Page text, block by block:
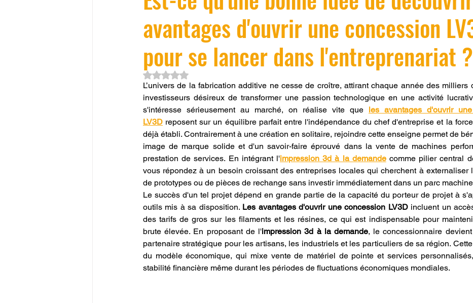
Formation à l'impression 3D CPF impression 3D à la demande
filament 3D Refaire une piece en 3D Filament PETG Filament ABS
Entretien imprimante 3D postraitement SNAPMAKER CRÉALITY SPARK X I7
Bambu Lab X2D Formation CREALITY PRINT
avantages d'ouvrir une concession
pour se lancer dans l'entreprenariat ?
Noté NaN étoiles sur 5.
L’univers de la fabrication additive ne cesse de croître, attirant chaque année des milliers
investisseurs désireux de transformer une passion technologique en une activité
s'intéresse sérieusement au marché, on réalise vite que les avantages d'ouvrir
LV3D reposent sur un équilibre parfait entre l'indépendance du chef d'entreprise et la
déjà établi. Contrairement à une création en solitaire, rejoindre cette enseigne permet de
image de marque solide et d'un savoir-faire éprouvé dans la vente de machines
prestation de services. En intégrant l'impression 3d à la demande comme pilier central
vous répondez à un besoin croissant des entreprises locales qui cherchent à externaliser
de prototypes ou de pièces de rechange sans investir immédiatement dans un parc
Le succès d'un tel projet dépend en grande partie de la capacité du porteur de projet à
outils mis à sa disposition. Les avantages d'ouvrir une concession LV3D incluent un
des tarifs de gros sur les filaments et les résines, ce qui est indispensable pour
brute élevée. En proposant de l'impression 3d à la demande, le concessionnaire
partenaire stratégique pour les artisans, les industriels et les particuliers de sa région.
du modèle économique, qui mixe vente de matériel de pointe et services
stabilité financière même durant les périodes de fluctuations économiques mondiales.